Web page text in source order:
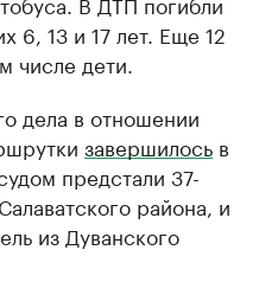
6, 13 и 17 лет. Еще 12
числе дети.
дела в отношении
завершилось в
предстали 37-
района, и
из Дуванского